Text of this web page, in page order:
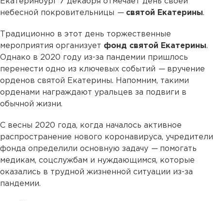
небесной покровительницы — святой Екатерины.
Традиционно в этот день торжественные
мероприятия организует фонд святой Екатерины.
Однако в 2020 году из-за пандемии пришлось
перенести одно из ключевых событий —вручение
орденов святой Екатерины. Напомним, такими
орденами награждают уральцев за подвиги в
обычной жизни.
С весны 2020 года, когда началось активное
распространение нового коронавируса, учредители
фонда определили основную задачу —помогать
медикам, соцслужбам и нуждающимся, которые
оказались в трудной жизненной ситуации из-за
пандемии.